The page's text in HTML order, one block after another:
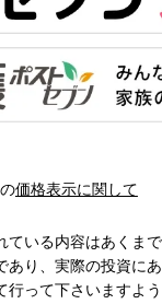
価格表示に関して
ている内容はあくま
あり、実際の投資に
行って下さいますよ